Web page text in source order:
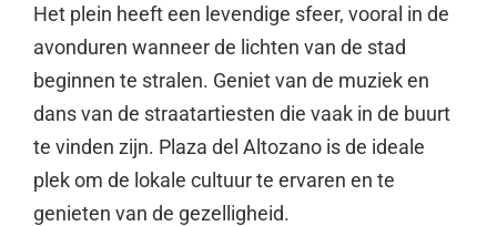
Het plein heeft een levendige sfeer, vooral in de
avonduren wanneer de lichten van de stad
beginnen te stralen. Geniet van de muziek en
dans van de straatartiesten die vaak in de buurt
te vinden zijn. Plaza del Altozano is de ideale
plek om de lokale cultuur te ervaren en te
genieten van de gezelligheid.